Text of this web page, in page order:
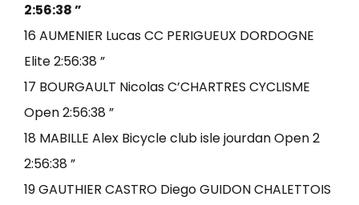
2:56:38 ”
16 AUMENIER Lucas CC PERIGUEUX DORDOGNE
Elite 2:56:38 ”
17 BOURGAULT Nicolas C’CHARTRES CYCLISME
Open 2:56:38 ”
18 MABILLE Alex Bicycle club isle jourdan Open 2
2:56:38 ”
19 GAUTHIER CASTRO Diego GUIDON CHALETTOIS